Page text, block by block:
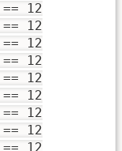
== 12
== 12
== 12
== 12
== 12
== 12
== 12
== 12
== 12